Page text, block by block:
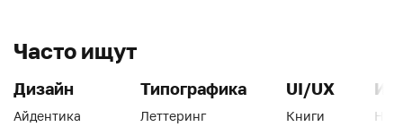
Часто ищут
Дизайн
Айдентика
Типографика
Леттеринг
UI/UX
Книги